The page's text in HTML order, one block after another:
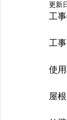
磯
更新
工
工
使
屋